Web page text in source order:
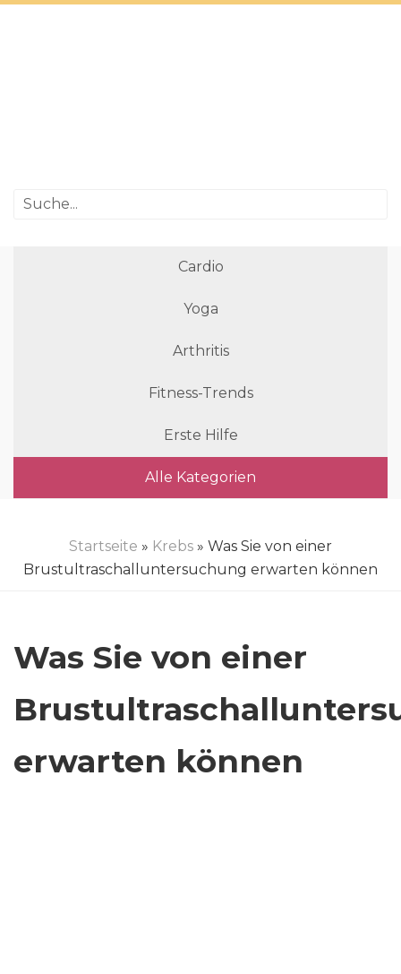
Cardio
Yoga
Arthritis
Fitness-Trends
Erste Hilfe
Alle Kategorien
Startseite » Krebs » Was Sie von einer
Brustultraschalluntersuchung erwarten können
Was Sie von einer
erwarten können